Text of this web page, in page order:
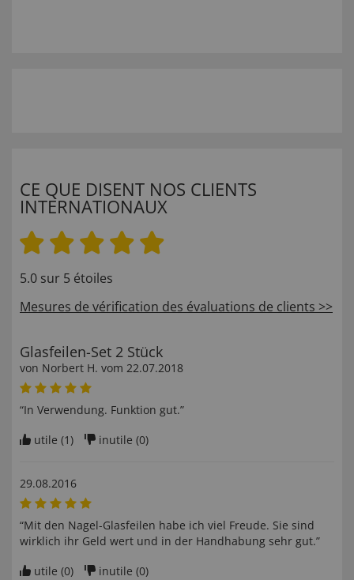
CE QUE DISENT NOS CLIENTS
INTERNATIONAUX
5.0 sur 5 étoiles
Mesures de vérification des évaluations de clients >>
Glasfeilen-Set 2 Stück
von Norbert H. vom 22.07.2018
“In Verwendung. Funktion gut.”
utile (1) inutile (0)
29.08.2016
“Mit den Nagel-Glasfeilen habe ich viel Freude. Sie sind
wirklich ihr Geld wert und in der Handhabung sehr gut.”
utile (0) inutile (0)